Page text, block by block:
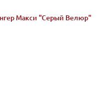
Макси "Серый Велюр"